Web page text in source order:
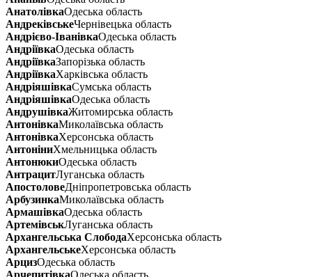
АнатолівкаОдеська область
АндреківськеЧернівецька область
Андрієво-ІванівкаОдеська область
АндріївкаОдеська область
АндріївкаЗапорізька область
АндріївкаХарківська область
АндріяшівкаСумська область
АндріяшівкаОдеська область
АндрушівкаЖитомирська область
АнтонівкаМиколаївська область
АнтонівкаХерсонська область
АнтоніниХмельницька область
АнтонюкиОдеська область
АнтрацитЛуганська область
АпостоловеДніпропетровська область
АрбузинкаМиколаївська область
АрмашівкаОдеська область
АртемівськЛуганська область
Архангельська СлободаХерсонська область
АрхангельськеХерсонська область
АрцизОдеська область
АрчепитівкаОдеська область